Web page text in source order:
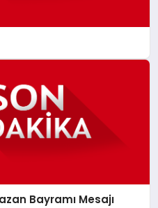
Bayramı Mesajı